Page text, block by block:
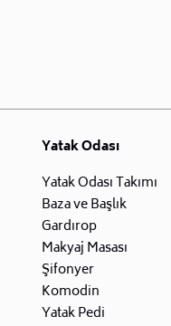
Yatak Odası
Yatak Odası Takımı
Baza ve Başlık
Gardırop
Makyaj Masası
Şifonyer
Komodin
Yatak Pedi